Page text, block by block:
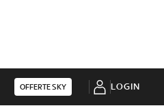
OFFERTE SKY LOGIN